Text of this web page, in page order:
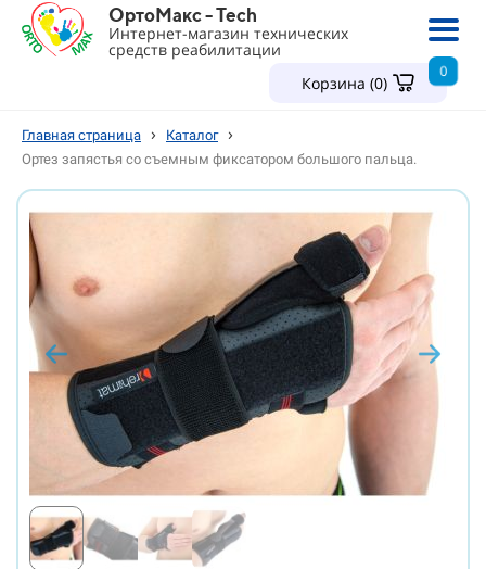
ОртоМакс - Tech
Интернет-магазин технических
средств реабилитации
Корзина (0)
0
Главная страница › Каталог ›
Ортез запястья со съемным фиксатором большого пальца.